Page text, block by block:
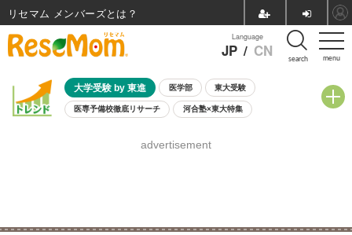
menu
Language
JP / CN search
大学受験 by 東進 医学部 東大受験
医専予備校徹底リサーチ 河合塾×東大特集
8月開催学校説明会・相談会
advertisement
リセマム メンバーズ